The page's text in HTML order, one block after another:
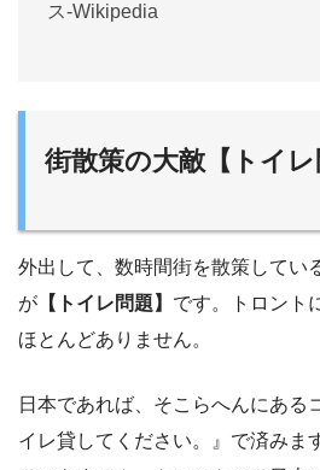
ス-Wikipedia
街散策の大敵【トイレ
外出して、数時間街を散策してい
が 【トイレ問題】 です。トロント
ほとんどありません。
日本であれば、そこらへんにある
イレ貸してください。』で済みま